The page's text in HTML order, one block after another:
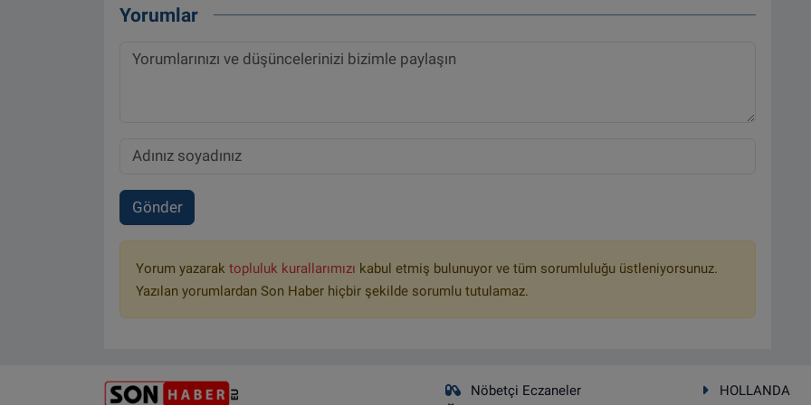
Yorumlar
Gönder
Yorum yazarak topluluk kurallarımızı kabul etmiş bulunuyor ve tüm sorumluluğu üstleniyorsunuz.
Yazılan yorumlardan Son Haber hiçbir şekilde sorumlu tutulamaz.
Nöbetçi Eczaneler
HOLLANDA